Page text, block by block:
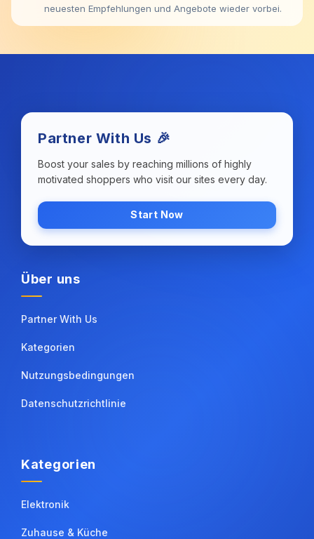
neuesten Empfehlungen und Angebote wieder vorbei.
Partner With Us 🎉
Boost your sales by reaching millions of highly
motivated shoppers who visit our sites every day.
Start Now
Über uns
Partner With Us
Kategorien
Nutzungsbedingungen
Datenschutzrichtlinie
Kategorien
Elektronik
Zuhause & Küche